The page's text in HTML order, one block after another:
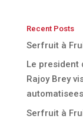
Recent Posts
Serfruit à
Le president
Rajoy Brey
Serfruit à